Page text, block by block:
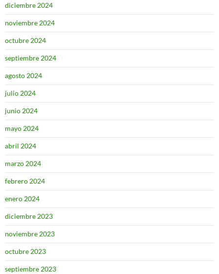
diciembre 2024
noviembre 2024
octubre 2024
septiembre 2024
agosto 2024
julio 2024
junio 2024
mayo 2024
abril 2024
marzo 2024
febrero 2024
enero 2024
diciembre 2023
noviembre 2023
octubre 2023
septiembre 2023